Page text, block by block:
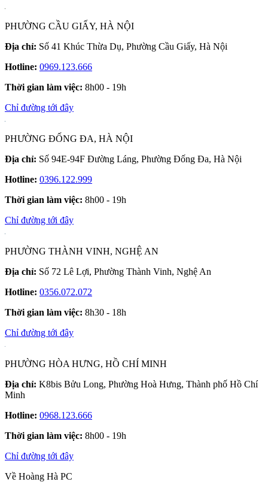
PHƯỜNG CẦU GIẤY, HÀ NỘI
Địa chỉ: Số 41 Khúc Thừa Dụ, Phường Cầu Giấy, Hà Nội
Hotline: 0969.123.666
Thời gian làm việc: 8h00 - 19h
Chỉ đường tới đây
PHƯỜNG ĐỐNG ĐA, HÀ NỘI
Địa chỉ: Số 94E-94F Đường Láng, Phường Đống Đa, Hà Nội
Hotline: 0396.122.999
Thời gian làm việc: 8h00 - 19h
Chỉ đường tới đây
PHƯỜNG THÀNH VINH, NGHỆ AN
Địa chỉ: Số 72 Lê Lợi, Phường Thành Vinh, Nghệ An
Hotline: 0356.072.072
Thời gian làm việc: 8h30 - 18h
Chỉ đường tới đây
PHƯỜNG HÒA HƯNG, HỒ CHÍ MINH
Địa chỉ: K8bis Bửu Long, Phường Hoà Hưng, Thành phố Hồ Chí
Minh
Hotline: 0968.123.666
Thời gian làm việc: 8h00 - 19h
Chỉ đường tới đây
Về Hoàng Hà PC